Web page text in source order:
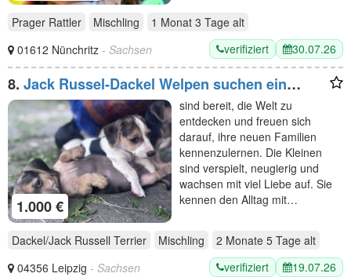
Prager Rattler Mischling 1 Monat 3 Tage alt
01612 Nünchritz - Sachsen verifiziert 30.07.26
8. Jack Russel-Dackel Welpen suchen ein
Zuhause
1.000 €
sind bereit, die Welt zu
entdecken und freuen sich
darauf, ihre neuen Familien
kennenzulernen. Die Kleinen
sind verspielt, neugierig und
wachsen mit viel Liebe auf. Sie
kennen den Alltag mit…
Dackel/Jack Russell Terrier Mischling 2 Monate 5 Tage alt
04356 Leipzig - Sachsen verifiziert 19.07.26